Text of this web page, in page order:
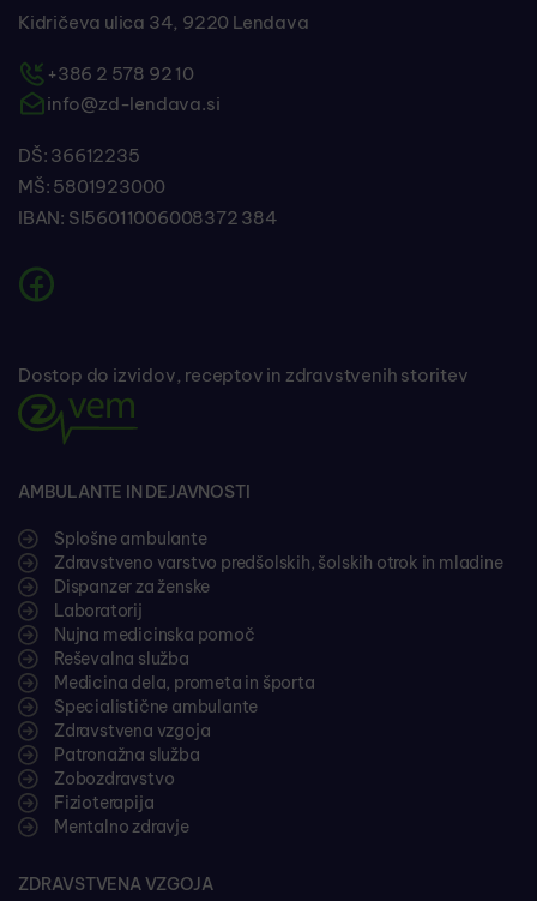
Kidričeva ulica 34, 9220 Lendava
+386 2 578 92 10
info@zd-lendava.si
DŠ: 36612235
MŠ: 5801923000
IBAN: SI56011006008372 384
Dostop do izvidov, receptov in zdravstvenih storitev
AMBULANTE IN DEJAVNOSTI
Splošne ambulante
Zdravstveno varstvo predšolskih, šolskih otrok in mladine
Dispanzer za ženske
Laboratorij
Nujna medicinska pomoč
Reševalna služba
Medicina dela, prometa in športa
Specialistične ambulante
Zdravstvena vzgoja
Patronažna služba
Zobozdravstvo
Fizioterapija
Mentalno zdravje
ZDRAVSTVENA VZGOJA